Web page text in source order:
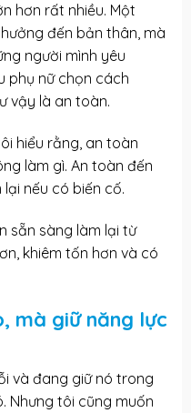
hơn rất nhiều. Một
đến bản thân, mà
người mình yêu
phụ nữ chọn cách
vậy là an toàn.
hiểu rằng, an toàn
làm gì. An toàn đến
nếu có biến cố.
sẵn sàng làm lại từ
khiêm tốn hơn và có
mà giữ năng lực
và đang giữ nó trong
Nhưng tôi cũng muốn